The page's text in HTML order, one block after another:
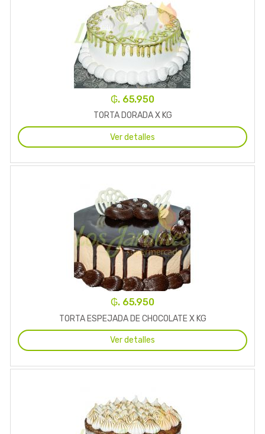
₲. 65.950
TORTA DORADA X KG
Ver detalles
₲. 65.950
TORTA ESPEJADA DE CHOCOLATE X KG
Ver detalles